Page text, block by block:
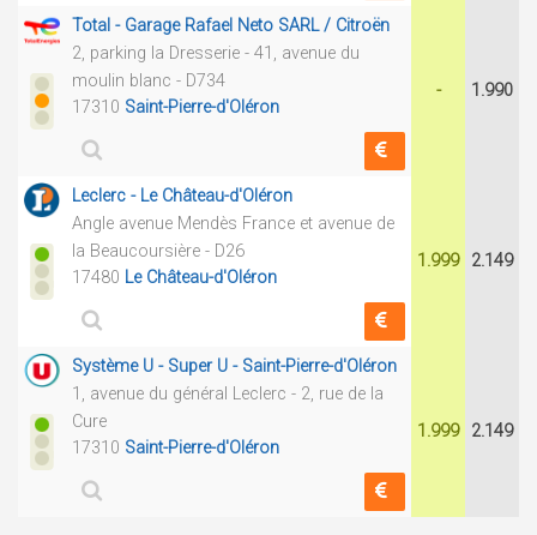
Total - Garage Rafael Neto SARL / Citroën
2, parking la Dresserie - 41, avenue du
moulin blanc - D734
17310 Saint-Pierre-d'Oléron
- 1.990
Leclerc - Le Château-d'Oléron
Angle avenue Mendès France et avenue de
la Beaucoursière - D26
17480 Le Château-d'Oléron
1.999 2.149
Système U - Super U - Saint-Pierre-d'Oléron
1, avenue du général Leclerc - 2, rue de la
Cure
17310 Saint-Pierre-d'Oléron
1.999 2.149